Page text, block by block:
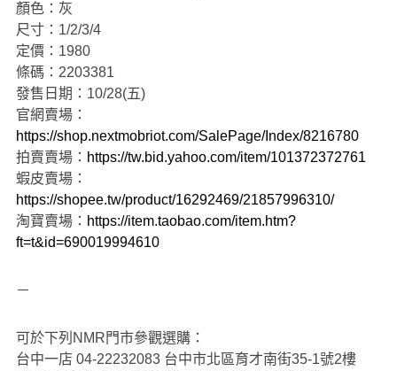
顏色：灰
尺寸：1/2/3/4
定價：1980
條碼：2203381
發售日期：10/28(五)
官網賣場：
https://shop.nextmobriot.com/SalePage/Index/8216780
拍賣賣場： https://tw.bid.yahoo.com/item/101372372761
蝦皮賣場：
https://shopee.tw/product/16292469/21857996310/
淘寶賣場： https://item.taobao.com/item.htm?
ft=t&id=690019994610
－
可於下列NMR門市參觀選購：
台中一店 04-22232083 台中市北區育才南街35-1號2樓